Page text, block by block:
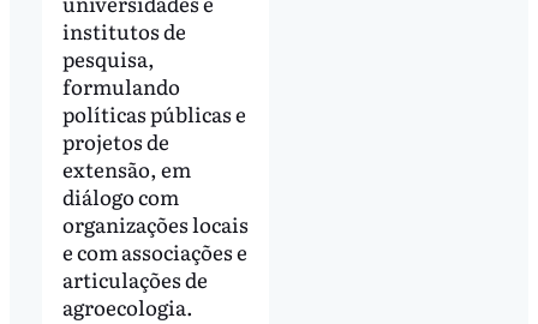
institutos de
pesquisa,
formulando
políticas públicas e
projetos de
extensão, em
diálogo com
organizações locais
e com associações e
articulações de
agroecologia.